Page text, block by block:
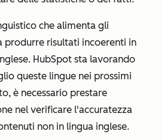
che alimenta gli
produrre risultati incoerenti in
HubSpot sta lavorando
queste lingue nei prossimi
è necessario prestare
nel verificare l'accuratezza
non in lingua inglese.